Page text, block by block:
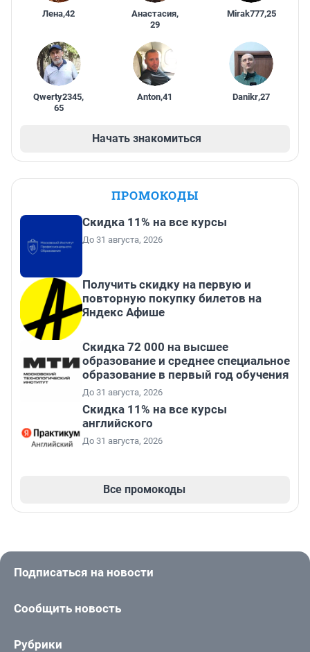
Лена,42 Анастасия,
29
Mirak777,25
Qwerty2345,
65
Anton,41 Danikr,27
Начать знакомиться
ПРОМОКОДЫ
Скидка 11% на все курсы
До 31 августа, 2026
Получить скидку на первую и
повторную покупку билетов на
Яндекс Афише
Скидка 72 000 на высшее
образование и среднее специальное
образование в первый год обучения
До 31 августа, 2026
Скидка 11% на все курсы
английского
До 31 августа, 2026
Все промокоды
Подписаться на новости
Сообщить новость
Рубрики